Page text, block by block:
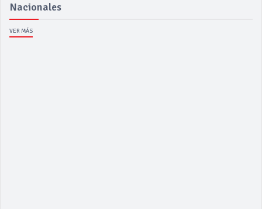
Nacionales
VER MÁS